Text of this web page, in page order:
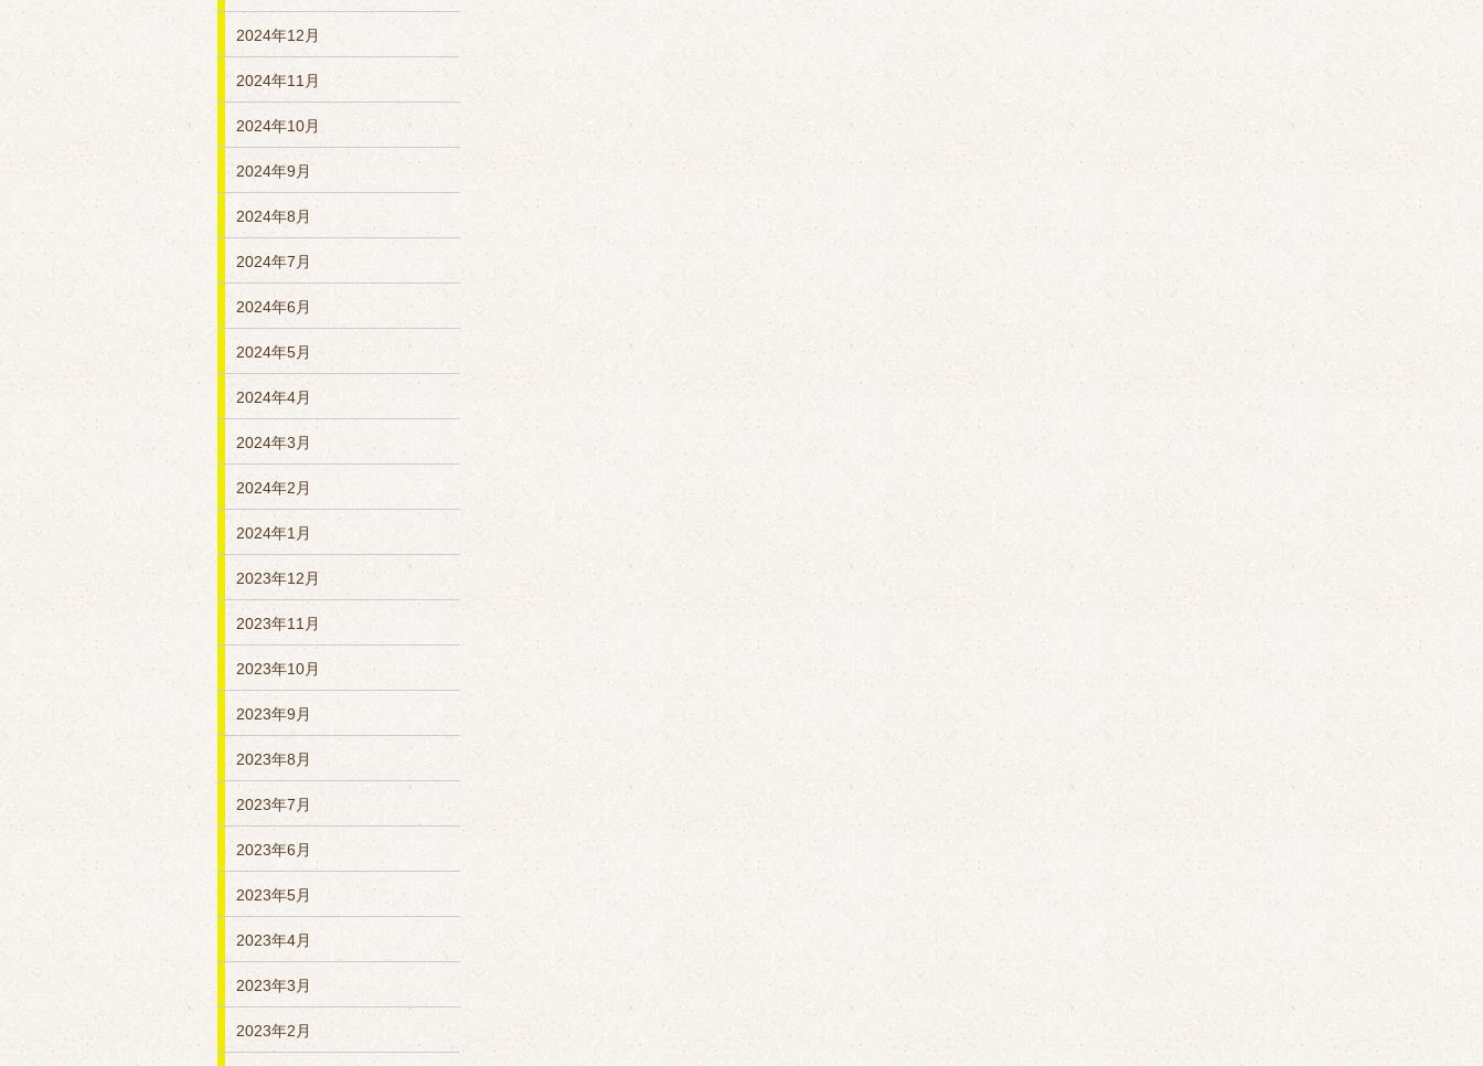
2024年12月
2024年11月
2024年10月
2024年9月
2024年8月
2024年7月
2024年6月
2024年5月
2024年4月
2024年3月
2024年2月
2024年1月
2023年12月
2023年11月
2023年10月
2023年9月
2023年8月
2023年7月
2023年6月
2023年5月
2023年4月
2023年3月
2023年2月